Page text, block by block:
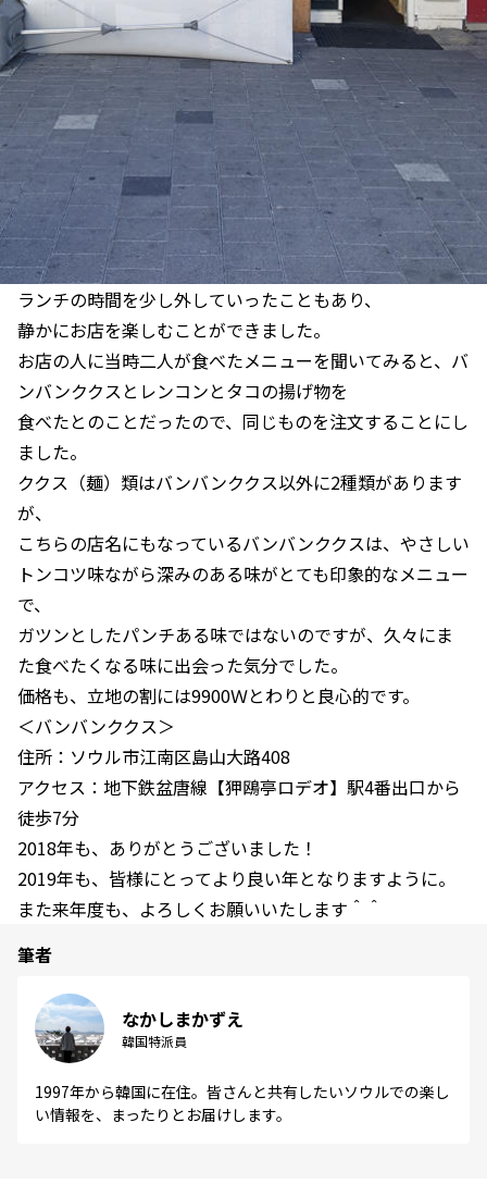
ランチの時間を少し外していったこともあり、
静かにお店を楽しむことができました。
お店の人に当時二人が食べたメニューを聞いてみると、バ
ンバンククスとレンコンとタコの揚げ物を
食べたとのことだったので、同じものを注文することにし
ました。
ククス（麺）類はバンバンククス以外に2種類があります
が、
こちらの店名にもなっているバンバンククスは、やさしい
トンコツ味ながら深みのある味がとても印象的なメニュー
で、
ガツンとしたパンチある味ではないのですが、久々にま
た食べたくなる味に出会った気分でした。
価格も、立地の割には9900Ｗとわりと良心的です。
＜バンバンククス＞
住所：ソウル市江南区島山大路408
アクセス：地下鉄盆唐線【狎鴎亭ロデオ】駅4番出口から
徒歩7分
2018年も、ありがとうございました！
2019年も、皆様にとってより良い年となりますように。
また来年度も、よろしくお願いいたします＾＾
筆者
なかしまかずえ
韓国特派員
1997年から韓国に在住。皆さんと共有したいソウルでの楽し
い情報を、まったりとお届けします。